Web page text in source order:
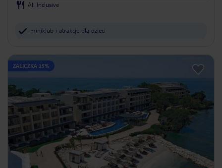
All Inclusive
miniklub i atrakcje dla dzieci
ZALICZKA 25%